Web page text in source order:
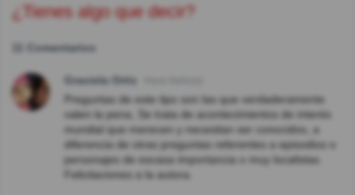
¿Tienes algo que decir?
11 Comentarios
Graciela Ortiz
Preguntas de este tipo son las que verdaderamente
valen la pena, Se trata de acontecimientos de interés
mundial que merecen y necesitan ser conocidos, a
diferencia de otras preguntas referentes a episodios o
personajes de escasa importancia o muy localistas.
Felicitaciones a la autora.